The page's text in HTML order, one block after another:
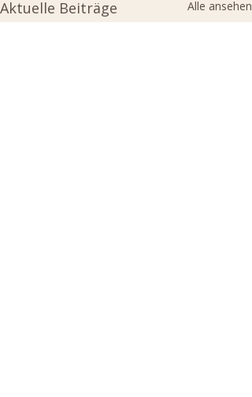
Aktuelle Beiträge Alle ansehen